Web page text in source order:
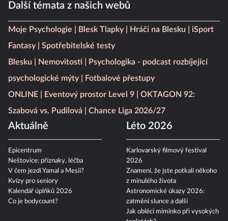
Další témata z našich webů
Moje Psychologie Blesk Tlapky Hráči na Blesku
iSport
Fantasy
Spotřebitelské testy
Blesku
Nemovitosti
Psychologika - podcast rozbíjející
psychologické mýty
Fotbalové přestupy
ONLINE
Eventový prostor Level 9
OKTAGON 92:
Szabová vs. Pudilová
Chance Liga 2026/27
Aktuálně
Epicentrum
Neštovice: příznaky, léčba
V čem jezdí Yamal a Mesii?
Kvízy pro seniory
Kalendář úplňků 2026
Co je bodycount?
Léto 2026
Karlovarský filmový festival
2026
Znamení, že jste potkali někoho
z minulého života
Astronomické úkazy 2026:
zatmění slunce a další
Jak obléci miminko při vysokých